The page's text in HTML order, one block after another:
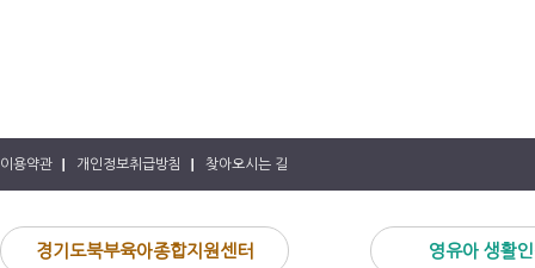
이용약관 개인정보취급방침 찾아오시는 길
경기도북부육아종합지원센터 영유아 생활